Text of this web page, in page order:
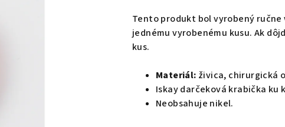
produktu
je
0,0
hviezdičiek.
Tento produkt bol vyrobený
jednému vyrobenému kusu. Ak
kus.
Materiál: živica, chirurgická
Iskay darčeková krabička ku
Neobsahuje nikel.